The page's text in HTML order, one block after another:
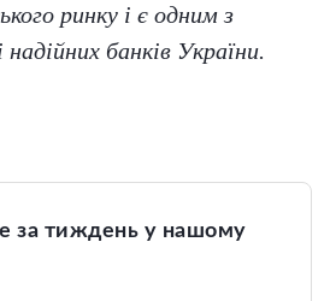
ринку і є одним з
банків України.
за тиждень у нашому